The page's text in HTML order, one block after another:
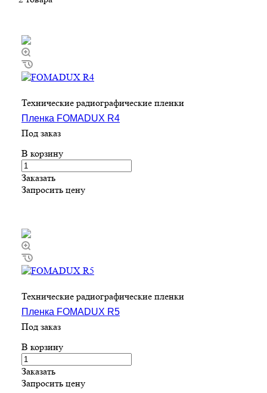
Технические радиографические пленки
Пленка FOMADUX R4
Под заказ
В корзину
Заказать
Запросить цену
Технические радиографические пленки
Пленка FOMADUX R5
Под заказ
В корзину
Заказать
Запросить цену